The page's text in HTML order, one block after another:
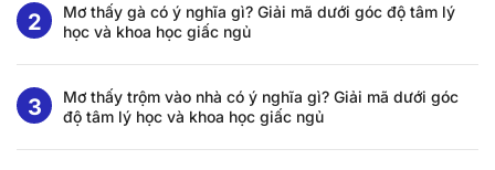
Mơ thấy gà có ý nghĩa gì? Giải mã dưới góc độ tâm lý
học và khoa học giấc ngủ
Mơ thấy trộm vào nhà có ý nghĩa gì? Giải mã dưới góc
độ tâm lý học và khoa học giấc ngủ